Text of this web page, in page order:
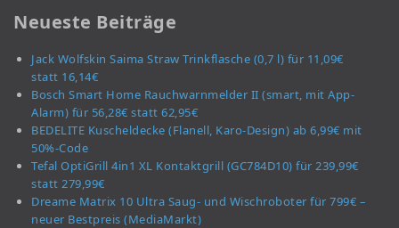
Neueste Beiträge
Jack Wolfskin Saima Straw Trinkflasche (0,7 l) für 11,09€
statt 16,14€
Bosch Smart Home Rauchwarnmelder II (smart, mit App-
Alarm) für 56,28€ statt 62,95€
BEDELITE Kuscheldecke (Flanell, Karo-Design) ab 6,99€ mit
50%-Code
Tefal OptiGrill 4in1 XL Kontaktgrill (GC784D10) für 239,99€
statt 279,99€
Dreame Matrix 10 Ultra Saug- und Wischroboter für 799€ –
neuer Bestpreis (MediaMarkt)